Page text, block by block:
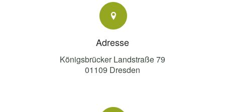
Adresse
Königsbrücker Landstraße 79
01109 Dresden